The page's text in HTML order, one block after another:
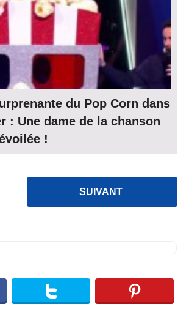
du Pop Corn dans
: Une dame de la chanson
!
SUIVANT